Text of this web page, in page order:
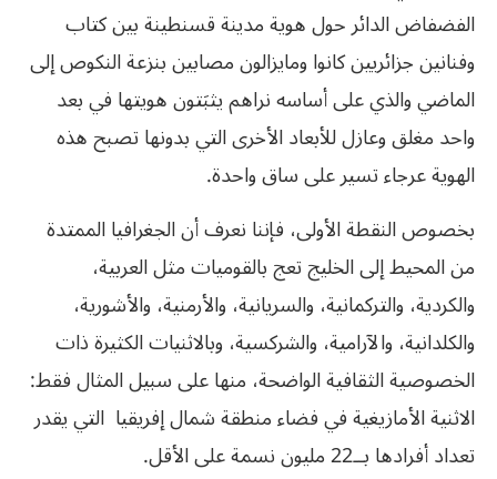
الفضفاض الدائر حول هوية مدينة قسنطينة بين كتاب
وفنانين جزائريين كانوا ومايزالون مصابين بنزعة النكوص إلى
الماضي والذي على أساسه نراهم يثبَتون هويتها في بعد
واحد مغلق وعازل للأبعاد الأخرى التي بدونها تصبح هذه
الهوية عرجاء تسير على ساق واحدة.
بخصوصالنقطةالأولى، فإننانعرفأنالجغرافياالممتدة
منالمحيطإلىالخليجتعجبالقومياتمثلالعربية،
والكردية، والتركمانية، والسريانية، والأرمنية، والأشورية،
والكلدانية، والآرامية، والشركسية، وبالاثنياتالكثيرةذات
الخصوصيةالثقافيةالواضحة، منهاعلىسبيلالمثالفقط:
الاثنيةالأمازيغيةفيفضاءمنطقةشمالإفريقيا التييقدر
تعدادأفرادهابــ22مليوننسمةعلىالأقل.